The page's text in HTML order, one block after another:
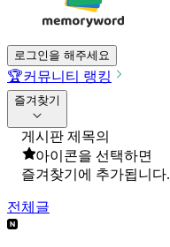
로그인을 해주세요
🏆커뮤니티 랭킹
즐겨찾기
게시판 제목의
아이콘을 선택하면
즐겨찾기에 추가됩니다.
전체글